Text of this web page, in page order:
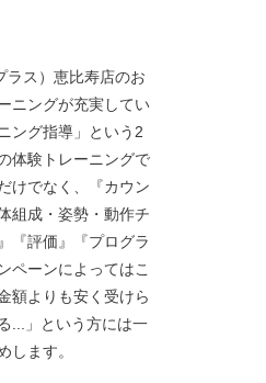
ラス）恵比寿店のお
ニングが充実してい
ング指導」という2
体験トレーニングで
けでなく、『カウン
組成・姿勢・動作チ
『評価』『プログラ
ペーンによってはこ
額よりも安く受けら
...」という方には一
します。